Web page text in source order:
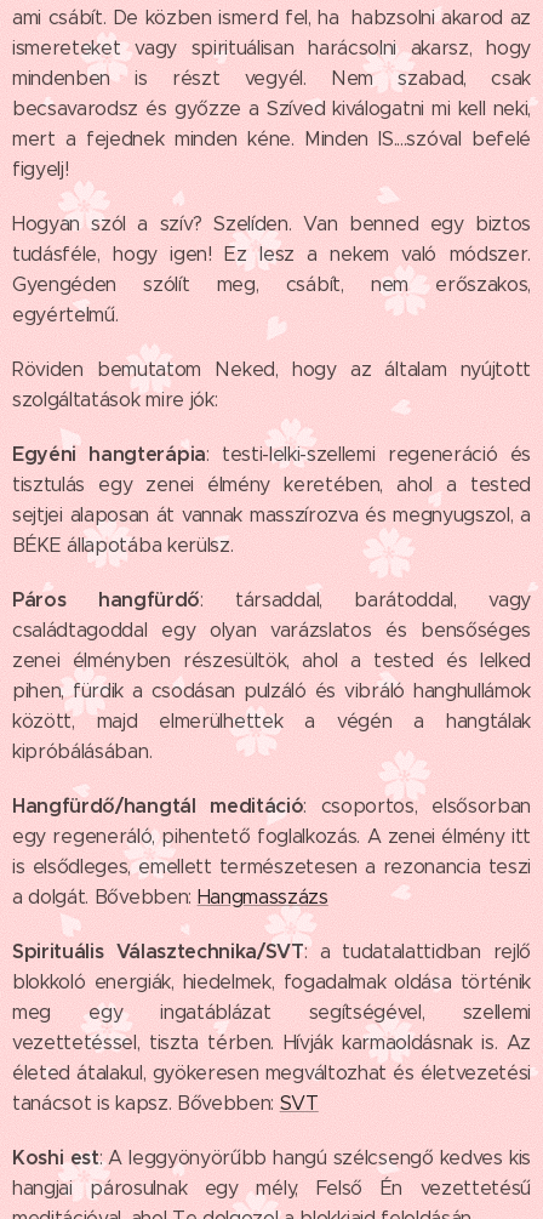
ami csábít. De közben ismerd fel, ha habzsolni akarod az
ismereteket vagy spirituálisan harácsolni akarsz, hogy
mindenben is részt vegyél. Nem szabad, csak
becsavarodsz és győzze a Szíved kiválogatni mi kell neki,
mert a fejednek minden kéne. Minden IS....szóval befelé
figyelj!
Hogyan szól a szív? Szelíden. Van benned egy biztos
tudásféle, hogy igen! Ez lesz a nekem való módszer.
Gyengéden szólít meg, csábít, nem erőszakos,
egyértelmű.
Röviden bemutatom Neked, hogy az általam nyújtott
szolgáltatások mire jók:
Egyéni hangterápia: testi-lelki-szellemi regeneráció és
tisztulás egy zenei élmény keretében, ahol a tested
sejtjei alaposan át vannak masszírozva és megnyugszol, a
BÉKE állapotába kerülsz.
Páros hangfürdő: társaddal, barátoddal, vagy
családtagoddal egy olyan varázslatos és bensőséges
zenei élményben részesültök, ahol a tested és lelked
pihen, fürdik a csodásan pulzáló és vibráló hanghullámok
között, majd elmerülhettek a végén a hangtálak
kipróbálásában.
Hangfürdő/hangtál meditáció: csoportos, elsősorban
egy regeneráló, pihentető foglalkozás. A zenei élmény itt
is elsődleges, emellett természetesen a rezonancia teszi
a dolgát. Bővebben: Hangmasszázs
Spirituális Választechnika/SVT: a tudatalattidban rejlő
blokkoló energiák, hiedelmek, fogadalmak oldása történik
meg egy ingatáblázat segítségével, szellemi
vezettetéssel, tiszta térben. Hívják karmaoldásnak is. Az
életed átalakul, gyökeresen megváltozhat és életvezetési
tanácsot is kapsz. Bővebben: SVT
Koshi est: A leggyönyörűbb hangú szélcsengő kedves kis
hangjai párosulnak egy mély, Felső Én vezettetésű